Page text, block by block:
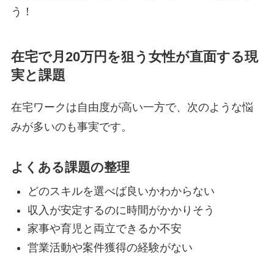
う！
在宅で月20万円を狙う女性が直面する現
実と課題
在宅ワークは自由度が高い一方で、次のような悩
みが多いのも事実です。
よくある課題の整理
どのスキルを選べば良いかわからない
収入が安定するのに時間がかかりそう
家事や育児と両立できるか不安
営業活動や案件獲得の経験がない